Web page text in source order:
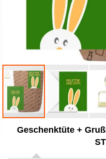
AnfangGeschenktüte +